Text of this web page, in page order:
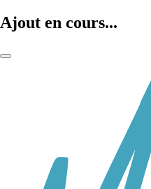
Ajout en cours...